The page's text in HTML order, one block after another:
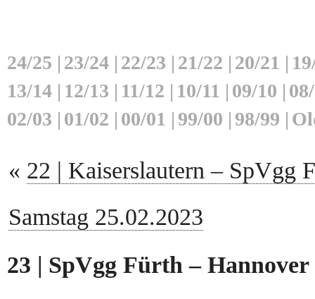
24/25 | 23/24 | 22/23 | 21/22 | 20/21 |
13/14 | 12/13 | 11/12 | 10/11 | 09/10 |
02/03 | 01/02 | 00/01 | 99/00 | 98/99 |
« 22 | Kaiserslautern – SpVgg
Samstag 25.02.2023
23 | SpVgg Fürth – Hannover